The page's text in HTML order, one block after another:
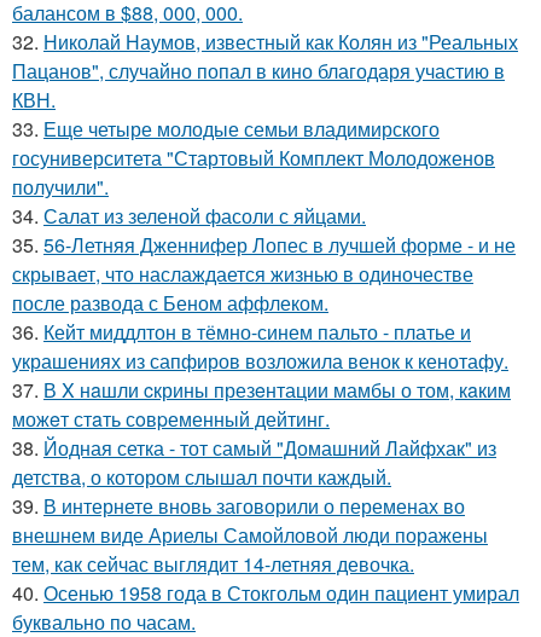
балансом в $88, 000, 000.
32. Николай Наумов, известный как Колян из "Реальных
Пацанов", случайно попал в кино благодаря участию в
КВН.
33. Еще четыре молодые семьи владимирского
госуниверситета "Стартовый Комплект Молодоженов
получили".
34. Салат из зеленой фасоли с яйцами.
35. 56-Летняя Дженнифер Лопес в лучшей форме - и не
скрывает, что наслаждается жизнью в одиночестве
после развода с Беном аффлеком.
36. Кейт миддлтон в тёмно-синем пальто - платье и
украшениях из сапфиров возложила венок к кенотафу.
37. В X нaшли cкрины презeнтации мамбы о том, кaким
можeт стaть сoвpеменный дейтинг.
38. Йодная сетка - тот самый "Домашний Лайфхак" из
детства, о котором слышал почти каждый.
39. В интернете вновь заговорили о переменах во
внешнем виде Ариелы Самойловой люди поражены
тем, как сейчас выглядит 14-летняя девочка.
40. Осенью 1958 года в Стокгольм один пациент умирал
буквально по часам.